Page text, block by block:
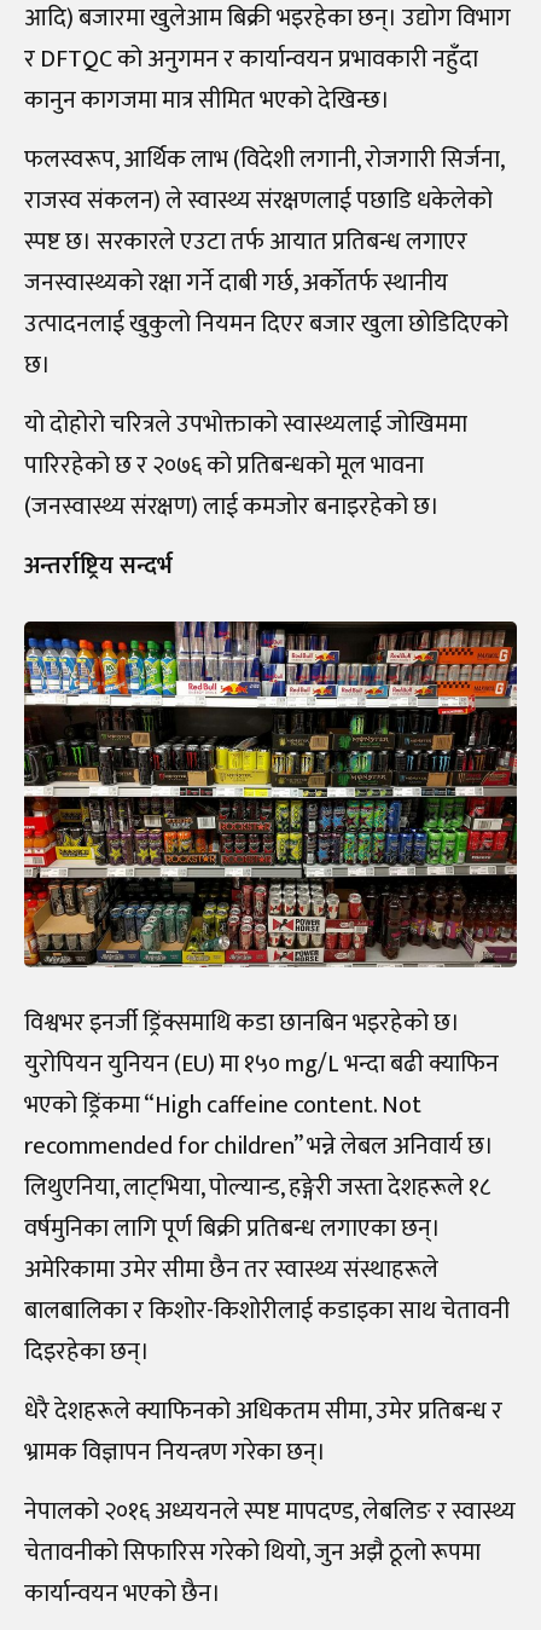
आदि) बजारमा खुलेआम बिक्री भइरहेका छन्। उद्योग विभाग
र DFTQC को अनुगमन र कार्यान्वयन प्रभावकारी नहुँदा
कानुन कागजमा मात्र सीमित भएको देखिन्छ।
फलस्वरूप, आर्थिक लाभ (विदेशी लगानी, रोजगारी सिर्जना,
राजस्व संकलन) ले स्वास्थ्य संरक्षणलाई पछाडि धकेलेको
स्पष्ट छ। सरकारले एउटा तर्फ आयात प्रतिबन्ध लगाएर
जनस्वास्थ्यको रक्षा गर्ने दाबी गर्छ, अर्कोतर्फ स्थानीय
उत्पादनलाई खुकुलो नियमन दिएर बजार खुला छोडिदिएको
छ।
यो दोहोरो चरित्रले उपभोक्ताको स्वास्थ्यलाई जोखिममा
पारिरहेको छ र २०७६ को प्रतिबन्धको मूल भावना
(जनस्वास्थ्य संरक्षण) लाई कमजोर बनाइरहेको छ।
अन्तर्राष्ट्रिय सन्दर्भ
विश्वभर इनर्जी ड्रिंक्समाथि कडा छानबिन भइरहेको छ।
युरोपियन युनियन (EU) मा १५० mg/L भन्दा बढी क्याफिन
भएको ड्रिंकमा “High caffeine content. Not
recommended for children” भन्ने लेबल अनिवार्य छ।
लिथुएनिया, लाट्भिया, पोल्यान्ड, हङ्गेरी जस्ता देशहरूले १८
वर्षमुनिका लागि पूर्ण बिक्री प्रतिबन्ध लगाएका छन्।
अमेरिकामा उमेर सीमा छैन तर स्वास्थ्य संस्थाहरूले
बालबालिका र किशोर-किशोरीलाई कडाइका साथ चेतावनी
दिइरहेका छन्।
धेरै देशहरूले क्याफिनको अधिकतम सीमा, उमेर प्रतिबन्ध र
भ्रामक विज्ञापन नियन्त्रण गरेका छन्।
नेपालको २०१६ अध्ययनले स्पष्ट मापदण्ड, लेबलिङ र स्वास्थ्य
चेतावनीको सिफारिस गरेको थियो, जुन अझै ठूलो रूपमा
कार्यान्वयन भएको छैन।